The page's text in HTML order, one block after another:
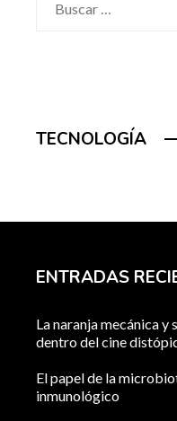
TECNOLOGÍA
ENTRADAS
La naranja mecánica y
dentro del cine
El papel de la
inmunológico